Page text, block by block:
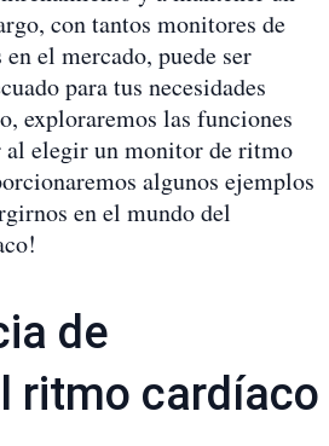
con tantos monitores de
el mercado, puede ser
para tus necesidades
exploraremos las funciones
al elegir un monitor de ritmo
algunos ejemplos
en el mundo del
de
ritmo cardíaco